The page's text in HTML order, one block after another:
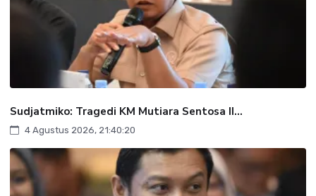
Sudjatmiko: Tragedi KM Mutiara Sentosa II...
4 Agustus 2026, 21:40:20